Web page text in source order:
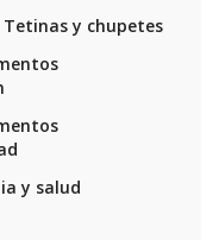
y chupetes
y salud